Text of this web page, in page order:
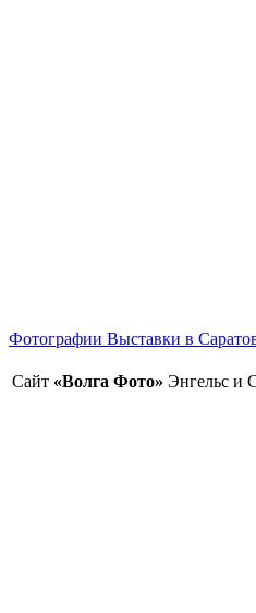
Фотографии Выставки в
Сайт «Волга Фото» Энгельс и